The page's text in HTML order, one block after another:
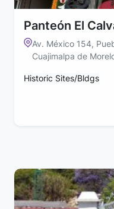
Panteón El
Av. México 154,
Cuajimalpa de
Historic Sites/Bldgs